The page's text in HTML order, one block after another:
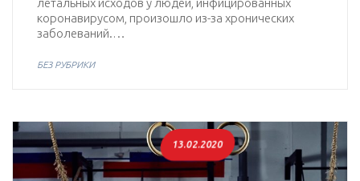
коронавирусом, произошло из-за хронических
заболеваний.…
БЕЗ РУБРИКИ
13.02.2020